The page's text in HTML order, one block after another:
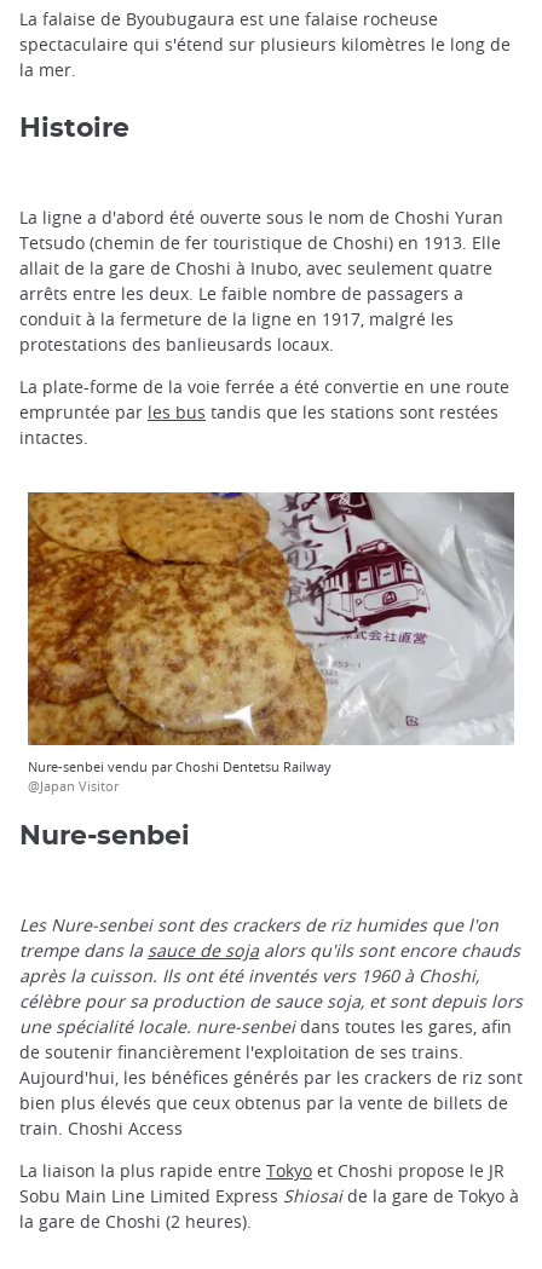
La falaise de Byoubugaura est une falaise rocheuse
spectaculaire qui s'étend sur plusieurs kilomètres le long de
la mer.
Histoire
La ligne a d'abord été ouverte sous le nom de Choshi Yuran
Tetsudo (chemin de fer touristique de Choshi) en 1913. Elle
allait de la gare de Choshi à Inubo, avec seulement quatre
arrêts entre les deux. Le faible nombre de passagers a
conduit à la fermeture de la ligne en 1917, malgré les
protestations des banlieusards locaux.
La plate-forme de la voie ferrée a été convertie en une route
empruntée par les bus tandis que les stations sont restées
intactes.
Nure-senbei vendu par Choshi Dentetsu Railway
@Japan Visitor
Nure-senbei
Les Nure-senbeisont des crackers de riz humides que l'on
trempe dans la sauce de soja alors qu'ils sont encore chauds
après la cuisson. Ils ont été inventés vers 1960 à Choshi,
célèbre pour sa production de sauce soja, et sont depuis lors
une spécialité locale. nure-senbeidans toutes les gares, afin
de soutenir financièrement l'exploitation de ses trains.
Aujourd'hui, les bénéfices générés par les crackers de riz sont
bien plus élevés que ceux obtenus par la vente de billets de
train. Choshi Access
La liaison la plus rapide entre Tokyo et Choshi propose le JR
Sobu Main Line Limited Express Shiosaide la gare de Tokyo à
la gare de Choshi (2 heures).